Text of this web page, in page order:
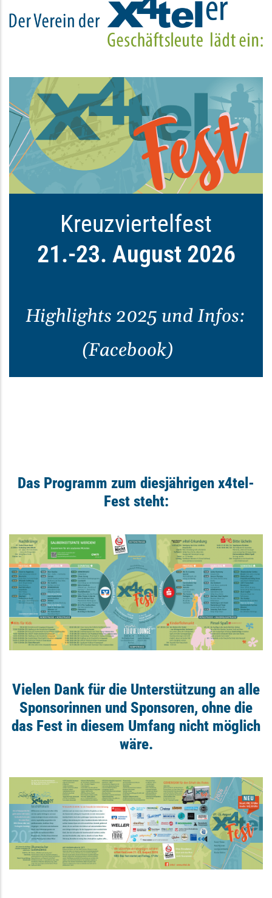
Immer einen Besuch wert: Das
Kreuzviertelfest
21.-23. August 2026
Highlights 2025 und Infos:
(Facebook)
Das Programm zum diesjährigen x4tel-
Fest steht:
Vielen Dank für die Unterstützung an alle
Sponsorinnen und Sponsoren, ohne die
das Fest in diesem Umfang nicht möglich
wäre.